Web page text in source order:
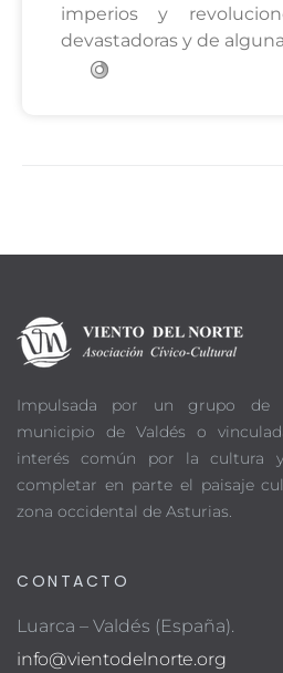
imperios y
devastadoras y de
Impulsada por un grupo de
municipio de Valdés o
interés común por la cultura
completar en parte el paisaje
zona occidental de Asturias.
CONTACTO
Luarca – Valdés (España).
info@vientodelnorte.org